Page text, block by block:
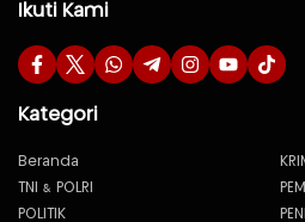
Ikuti Kami
Kategori
Beranda
TNI & POLRI
POLITIK